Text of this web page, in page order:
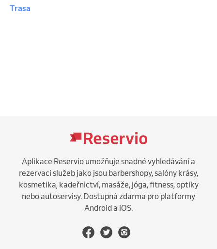
Trasa
Aplikace Reservio umožňuje snadné vyhledávání a
rezervaci služeb jako jsou barbershopy, salóny krásy,
kosmetika, kadeřnictví, masáže, jóga, fitness, optiky
nebo autoservisy. Dostupná zdarma pro platformy
Android a iOS.